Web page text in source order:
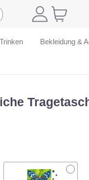
Bekleidung &